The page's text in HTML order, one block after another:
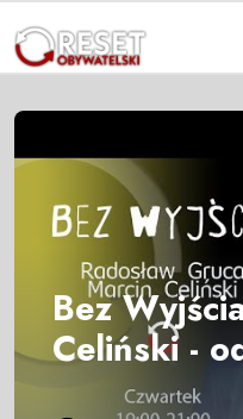
Bez
Celiński -